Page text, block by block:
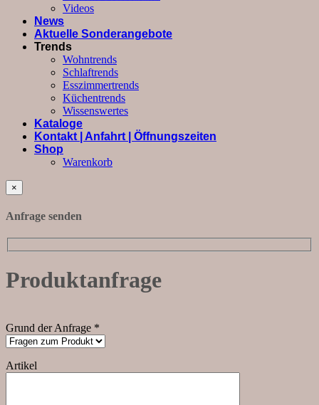
Videos
News
Aktuelle Sonderangebote
Trends
Wohntrends
Schlaftrends
Esszimmertrends
Küchentrends
Wissenswertes
Kataloge
Kontakt | Anfahrt | Öffnungszeiten
Shop
Warenkorb
×
Anfrage senden
Produktanfrage
Grund der Anfrage *
Artikel